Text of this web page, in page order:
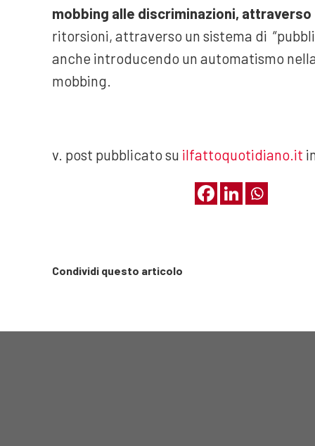
mobbing alle discriminazioni,
ritorsioni, attraverso un sistema di
anche introducendo un automatismo
mobbing.
v. post pubblicato su ilfattoquotidiano.it
Condividi questo articolo